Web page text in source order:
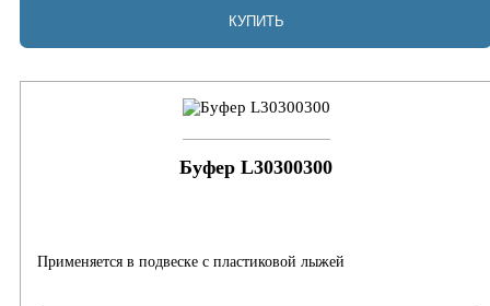
КУПИТЬ
Буфер L30300300
Применяется в подвеске с пластиковой лыжей